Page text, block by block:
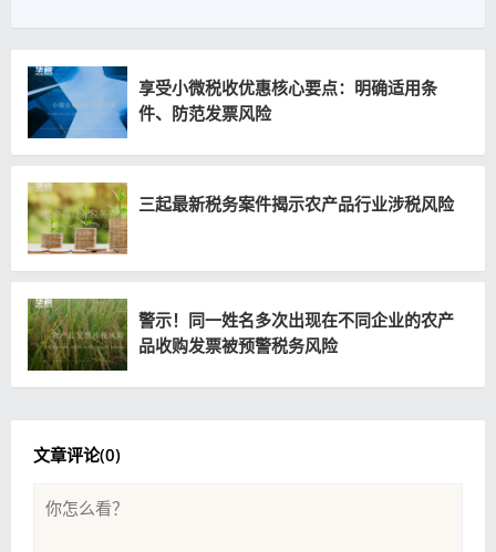
享受小微税收优惠核心要点：明确适用条
件、防范发票风险
三起最新税务案件揭示农产品行业涉税风险
警示！同一姓名多次出现在不同企业的农产
品收购发票被预警税务风险
文章评论(0)